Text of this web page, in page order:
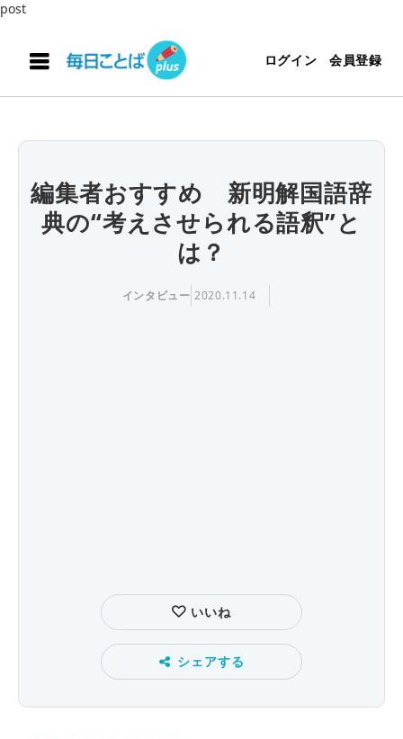
post
ログイン 会員登録
編集者おすすめ 新明解国語辞
典の“考えさせられる語釈”と
は？
インタビュー 2020.11.14
いいね
シェアする